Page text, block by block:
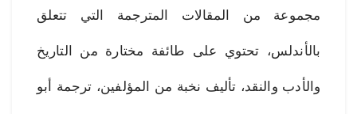
مجموعة من المقالات المترجمة التي تتعلق
بالأندلس، تحتوي على طائفة مختارة من التاريخ
والأدب والنقد، تأليف نخبة من المؤلفين، ترجمة أبو